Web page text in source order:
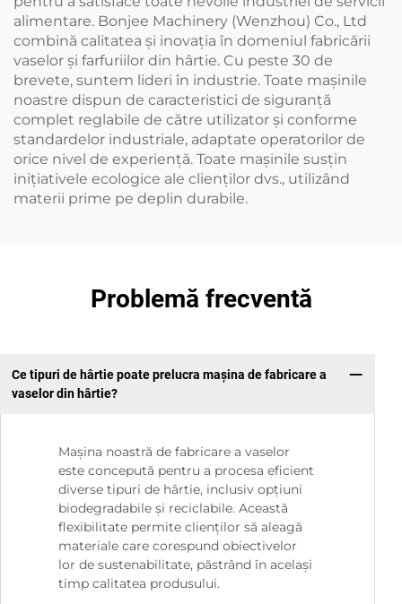
alimentare. Bonjee Machinery (Wenzhou) Co., Ltd
combină calitatea și inovația în domeniul fabricării
vaselor și farfuriilor din hârtie. Cu peste 30 de
brevete, suntem lideri în industrie. Toate mașinile
noastre dispun de caracteristici de siguranță
complet reglabile de către utilizator și conforme
standardelor industriale, adaptate operatorilor de
orice nivel de experiență. Toate mașinile susțin
inițiativele ecologice ale clienților dvs., utilizând
materii prime pe deplin durabile.
Problemă frecventă
Ce tipuri de hârtie poate prelucra mașina de fabricare a
vaselor din hârtie?
Mașina noastră de fabricare a vaselor
este concepută pentru a procesa eficient
diverse tipuri de hârtie, inclusiv opțiuni
biodegradabile și reciclabile. Această
flexibilitate permite clienților să aleagă
materiale care corespund obiectivelor
lor de sustenabilitate, păstrând în același
timp calitatea produsului.